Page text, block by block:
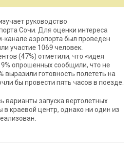
руководство
Сочи. Для оценки интереса
канале аэропорта был проведен
участие 1069 человек.
(47%) отметили, что «идея
опрошенных сообщили, что не
выразили готовность полететь на
бы провести пять часов в поезде.
варианты запуска вертолетных
в краевой центр, однако ни один из